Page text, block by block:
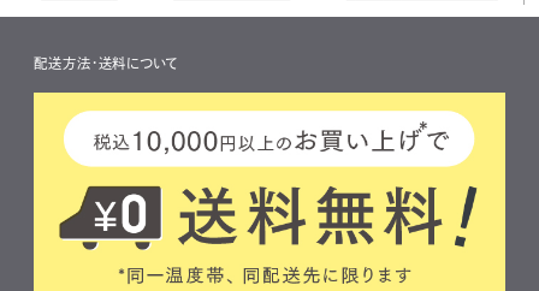
配送方法・送料について